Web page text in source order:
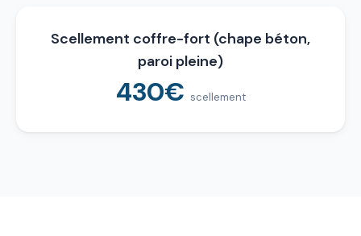
Scellement coffre-fort (chape béton,
paroi pleine)
430€ scellement